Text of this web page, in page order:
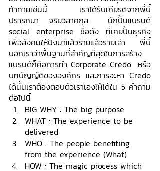
ท้าทายเช่นนี้ เราได้รับเกียรติจากพี่บี๋
ปรารถนา จริยวิลาศกุล  นักปั้นแบรนด์
social enterprise ชื่อดัง ที่เคยปั้นธุรกิจ
เพื่อสังคมให้ปังมาแล้วรายแล้วรายเล่า พี่บี๋
บอกเราว่าพื้นฐานที่สำคัญที่สุดในการสร้าง
แบรนด์ก็คือการทำ Corporate Credo  หรือ
บทบัญญัติขององค์กร และการจะหา Credo
ได้นั้นเราต้องตอบตัวเราเองให้ได้ใน 5 คำถาม
ต่อไปนี้
BIG WHY : The big purpose
WHAT : The experience to be
delivered
WHO : The people benefiting
from the experience (What)
HOW : The magic process which